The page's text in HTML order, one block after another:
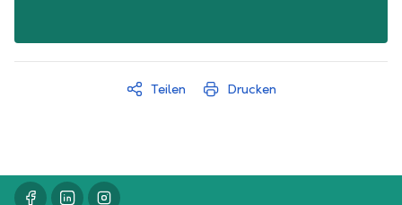
Teilen Drucken